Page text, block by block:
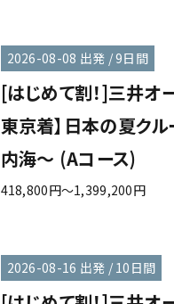
2026-08-08 出発 / 9日間
[はじめて割！]三井オ
東京着】日本の夏ク
内海～ (Aコース)
418,800円～1,399,200円
2026-08-16 出発 / 10日間